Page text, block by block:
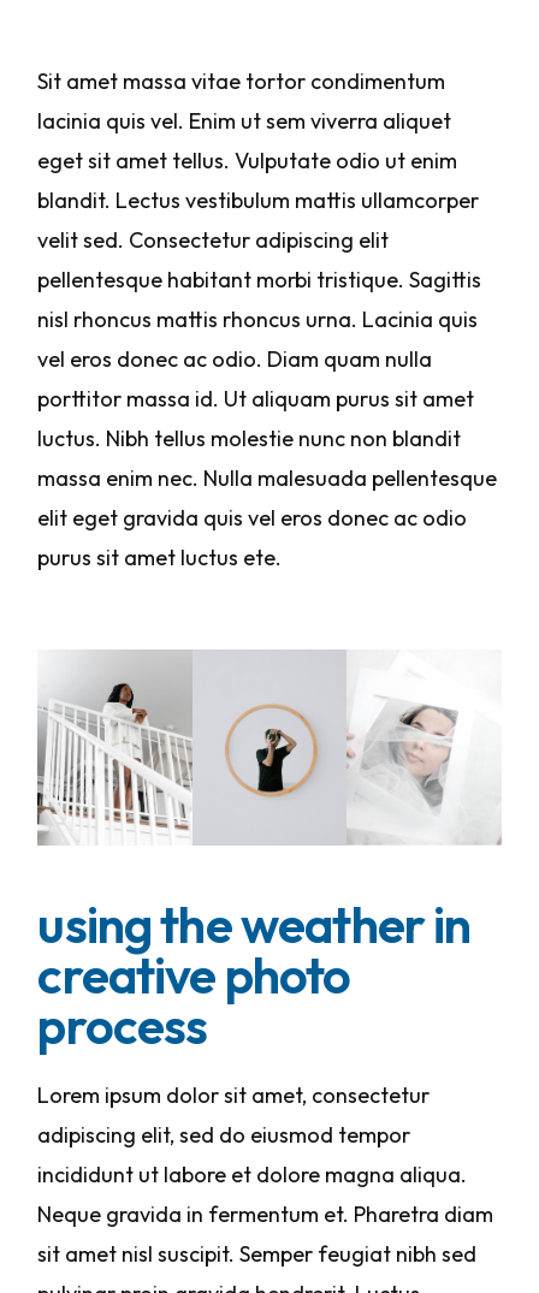
Sit amet massa vitae tortor condimentum
lacinia quis vel. Enim ut sem viverra aliquet
eget sit amet tellus. Vulputate odio ut enim
blandit. Lectus vestibulum mattis ullamcorper
velit sed. Consectetur adipiscing elit
pellentesque habitant morbi tristique. Sagittis
nisl rhoncus mattis rhoncus urna. Lacinia quis
vel eros donec ac odio. Diam quam nulla
porttitor massa id. Ut aliquam purus sit amet
luctus. Nibh tellus molestie nunc non blandit
massa enim nec. Nulla malesuada pellentesque
elit eget gravida quis vel eros donec ac odio
purus sit amet luctus ete.
using the weather in
creative photo
process
Lorem ipsum dolor sit amet, consectetur
adipiscing elit, sed do eiusmod tempor
incididunt ut labore et dolore magna aliqua.
Neque gravida in fermentum et. Pharetra diam
sit amet nisl suscipit. Semper feugiat nibh sed